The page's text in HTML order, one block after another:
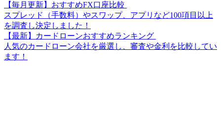
【毎月更新】おすすめFX口座比較
スプレッド（手数料）やスワップ、アプリなど100項目以上
を調査し決定しました！
【最新】カードローンおすすめランキング
人気のカードローン会社を厳選し、審査や金利を比較してい
ます！